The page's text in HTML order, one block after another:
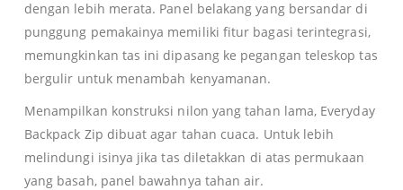
dengan lebih merata. Panel belakang yang bersandar di
punggung pemakainya memiliki fitur bagasi terintegrasi,
memungkinkan tas ini dipasang ke pegangan teleskop tas
bergulir untuk menambah kenyamanan.
Menampilkan konstruksi nilon yang tahan lama, Everyday
Backpack Zip dibuat agar tahan cuaca. Untuk lebih
melindungi isinya jika tas diletakkan di atas permukaan
yang basah, panel bawahnya tahan air.